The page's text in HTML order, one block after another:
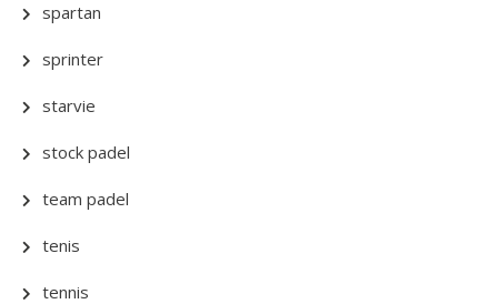
spartan
sprinter
starvie
stock padel
team padel
tenis
tennis